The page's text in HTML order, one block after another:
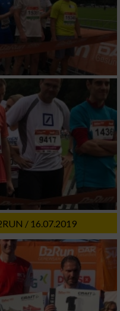
/ 16.07.2019
Angebote
Auswahl